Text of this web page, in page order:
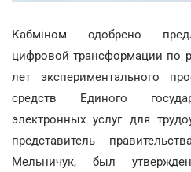
Кабміном одобрено
цифровой трансформации по
лет экспериментального
средств Единого
электронных услуг для
представитель
Мельничук, был